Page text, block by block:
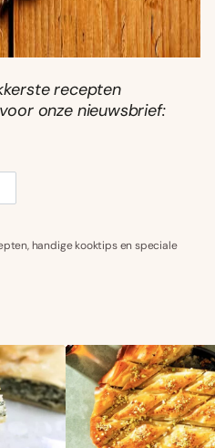
recepten
onze nieuwsbrief:
handige kooktips en speciale